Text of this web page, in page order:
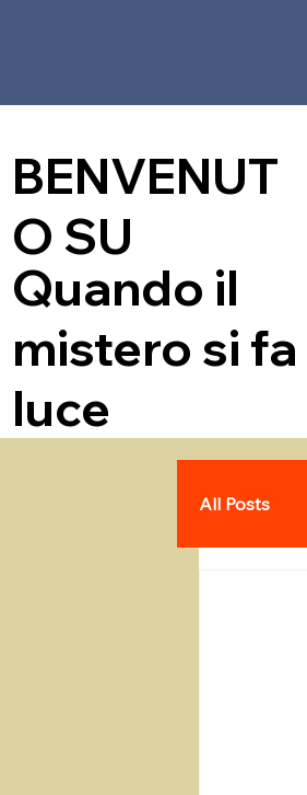
Quando il
mistero si fa
luce
BENVENUT
O SU
All Posts